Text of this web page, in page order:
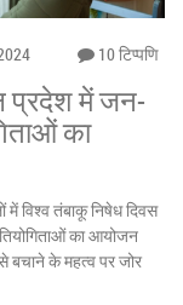
10 टिप्पणि
प्रदेश में जन-
का
विश्व तंबाकू निषेध दिवस
का आयोजन
बचाने के महत्व पर जोर